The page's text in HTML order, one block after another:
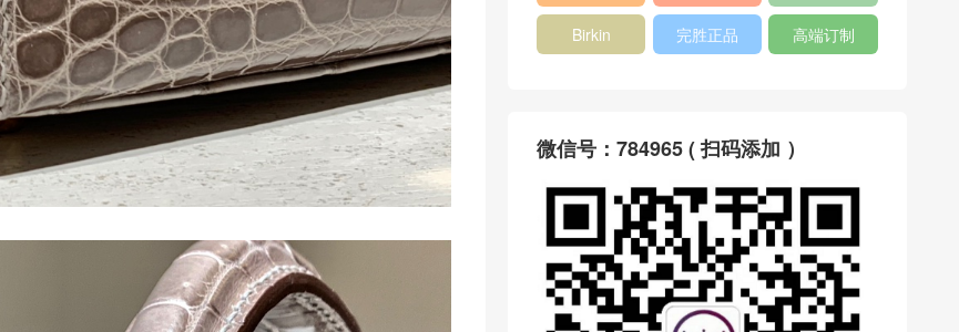
洲鳄
Birkin 完胜正品 高端订制
微信号：784965 ( 扫码添加 ）